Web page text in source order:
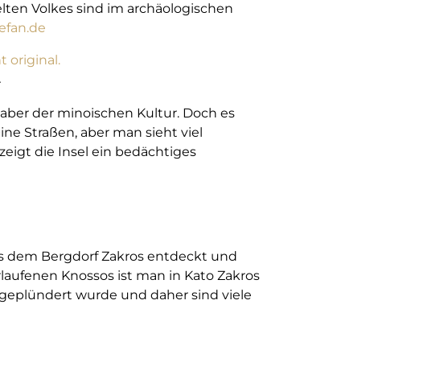
Volkes sind im archäologischen
der minoischen Kultur. Doch es
Straßen, aber man sieht viel
die Insel ein bedächtiges
dem Bergdorf Zakros entdeckt und
Knossos ist man in Kato Zakros
wurde und daher sind viele